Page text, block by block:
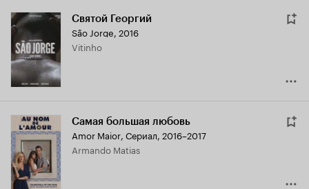
Святой Георгий
São Jorge, 2016
Vitinho
Самая большая любовь
Amor Maior, Сериал, 2016–2017
Armando Matias